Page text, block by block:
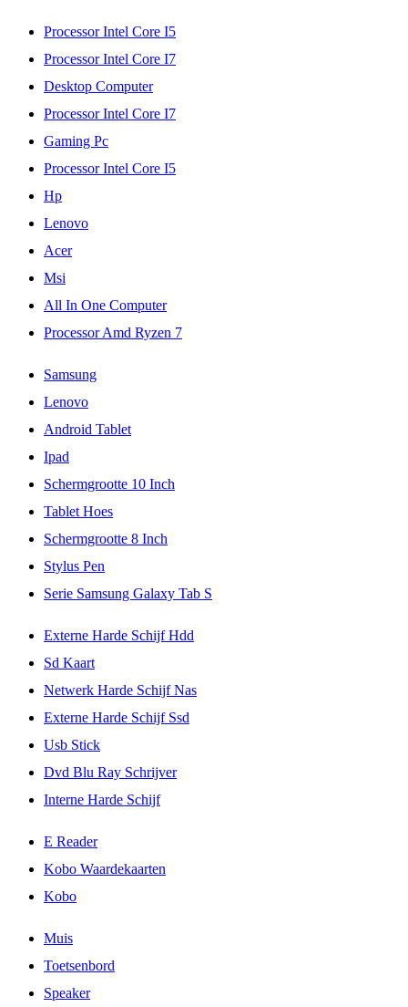
Processor Intel Core I5
Processor Intel Core I7
Desktop Computer
Processor Intel Core I7
Gaming Pc
Processor Intel Core I5
Hp
Lenovo
Acer
Msi
All In One Computer
Processor Amd Ryzen 7
Samsung
Lenovo
Android Tablet
Ipad
Schermgrootte 10 Inch
Tablet Hoes
Schermgrootte 8 Inch
Stylus Pen
Serie Samsung Galaxy Tab S
Externe Harde Schijf Hdd
Sd Kaart
Netwerk Harde Schijf Nas
Externe Harde Schijf Ssd
Usb Stick
Dvd Blu Ray Schrijver
Interne Harde Schijf
E Reader
Kobo Waardekaarten
Kobo
Muis
Toetsenbord
Speaker